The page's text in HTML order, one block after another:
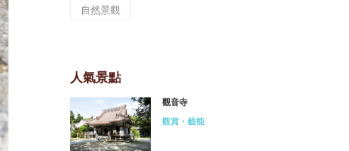
自然景觀
人氣景點
觀音寺
觀賞・藝能